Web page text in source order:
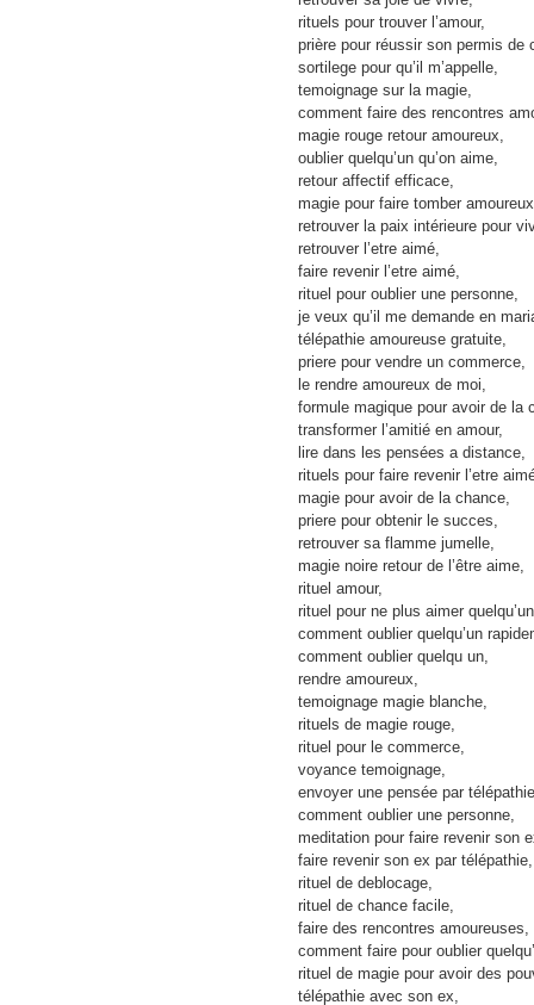
rituels pour trouver l’amour,
prière pour réussir son permis de
sortilege pour qu’il m’appelle,
temoignage sur la magie,
comment faire des rencontres
magie rouge retour amoureux,
oublier quelqu’un qu’on aime,
retour affectif efficace,
magie pour faire tomber
retrouver la paix intérieure pour
retrouver l’etre aimé,
faire revenir l’etre aimé,
rituel pour oublier une personne,
je veux qu’il me demande en
télépathie amoureuse gratuite,
priere pour vendre un commerce,
le rendre amoureux de moi,
formule magique pour avoir de la
transformer l’amitié en amour,
lire dans les pensées a distance,
rituels pour faire revenir l’etre
magie pour avoir de la chance,
priere pour obtenir le succes,
retrouver sa flamme jumelle,
magie noire retour de l’être aime,
rituel amour,
rituel pour ne plus aimer
comment oublier quelqu’un
comment oublier quelqu un,
rendre amoureux,
temoignage magie blanche,
rituels de magie rouge,
rituel pour le commerce,
voyance temoignage,
envoyer une pensée par
comment oublier une personne,
meditation pour faire revenir son
faire revenir son ex par télépathie,
rituel de deblocage,
rituel de chance facile,
faire des rencontres amoureuses,
comment faire pour oublier
rituel de magie pour avoir des
télépathie avec son ex,